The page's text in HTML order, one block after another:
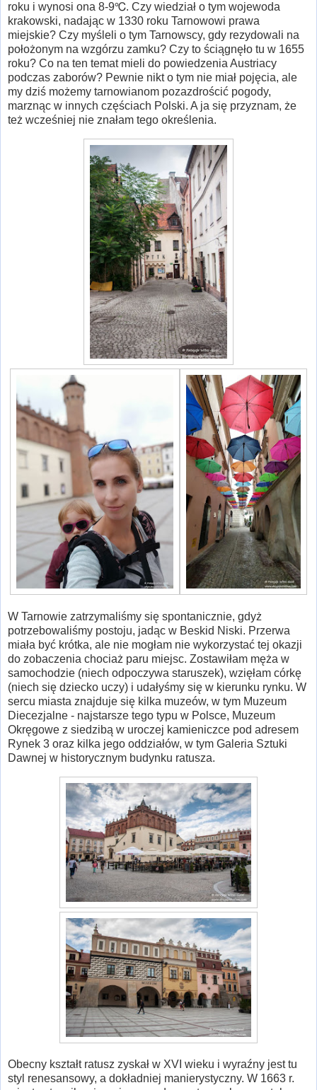
roku i wynosi ona 8-9℃. Czy wiedział o tym wojewoda
krakowski, nadając w 1330 roku Tarnowowi prawa
miejskie? Czy myśleli o tym Tarnowscy, gdy rezydowali na
położonym na wzgórzu zamku? Czy to ściągnęło tu w 1655
roku? Co na ten temat mieli do powiedzenia Austriacy
podczas zaborów? Pewnie nikt o tym nie miał pojęcia, ale
my dziś możemy tarnowianom pozazdrościć pogody,
marznąc w innych częściach Polski. A ja się przyznam, że
też wcześniej nie znałam tego określenia.
W Tarnowie zatrzymaliśmy się spontanicznie, gdyż
potrzebowaliśmy postoju, jadąc w Beskid Niski. Przerwa
miała być krótka, ale nie mogłam nie wykorzystać tej okazji
do zobaczenia chociaż paru miejsc. Zostawiłam męża w
samochodzie (niech odpoczywa staruszek), wzięłam córkę
(niech się dziecko uczy) i udałyśmy się w kierunku rynku. W
sercu miasta znajduje się kilka muzeów, w tym Muzeum
Diecezjalne - najstarsze tego typu w Polsce, Muzeum
Okręgowe z siedzibą w uroczej kamieniczce pod adresem
Rynek 3 oraz kilka jego oddziałów, w tym Galeria Sztuki
Dawnej w historycznym budynku ratusza.
Obecny kształt ratusz zyskał w XVI wieku i wyraźny jest tu
styl renesansowy, a dokładniej manierystyczny. W 1663 r.